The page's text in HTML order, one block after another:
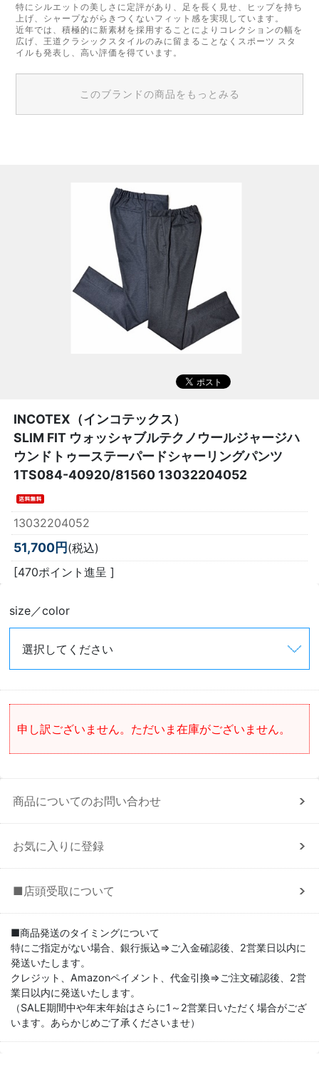
特にシルエットの美しさに定評があり、足を長く見せ、ヒップを持ち
上げ、シャープながらきつくないフィット感を実現しています。
近年では、積極的に新素材を採用することによりコレクションの幅を
広げ、王道クラシックスタイルのみに留まることなくスポーツ スタ
イルも発表し、高い評価を得ています。
このブランドの商品をもっとみる
INCOTEX（インコテックス）
SLIM FIT ウォッシャブルテクノウールジャージハ
ウンドトゥーステーパードシャーリングパンツ
1TS084-40920/81560 13032204052
13032204052
51,700円(税込)
[470ポイント進呈 ]
size／color
申し訳ございません。ただいま在庫がございません。
商品についてのお問い合わせ
お気に入りに登録
■店頭受取について
■商品発送のタイミングについて
特にご指定がない場合、銀行振込⇒ご入金確認後、2営業日以内に
発送いたします。
クレジット、Amazonペイメント、代金引換⇒ご注文確認後、2営
業日以内に発送いたします。
（SALE期間中や年末年始はさらに1～2営業日いただく場合がござ
います。あらかじめご了承くださいませ）